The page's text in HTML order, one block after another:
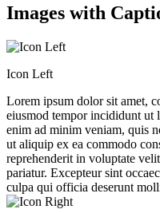
Images with
Icon Left
Lorem ipsum dolor sit amet,
eiusmod tempor incididunt ut
enim ad minim veniam, quis
ut aliquip ex ea commodo
reprehenderit in voluptate
pariatur. Excepteur sint
culpa qui officia deserunt